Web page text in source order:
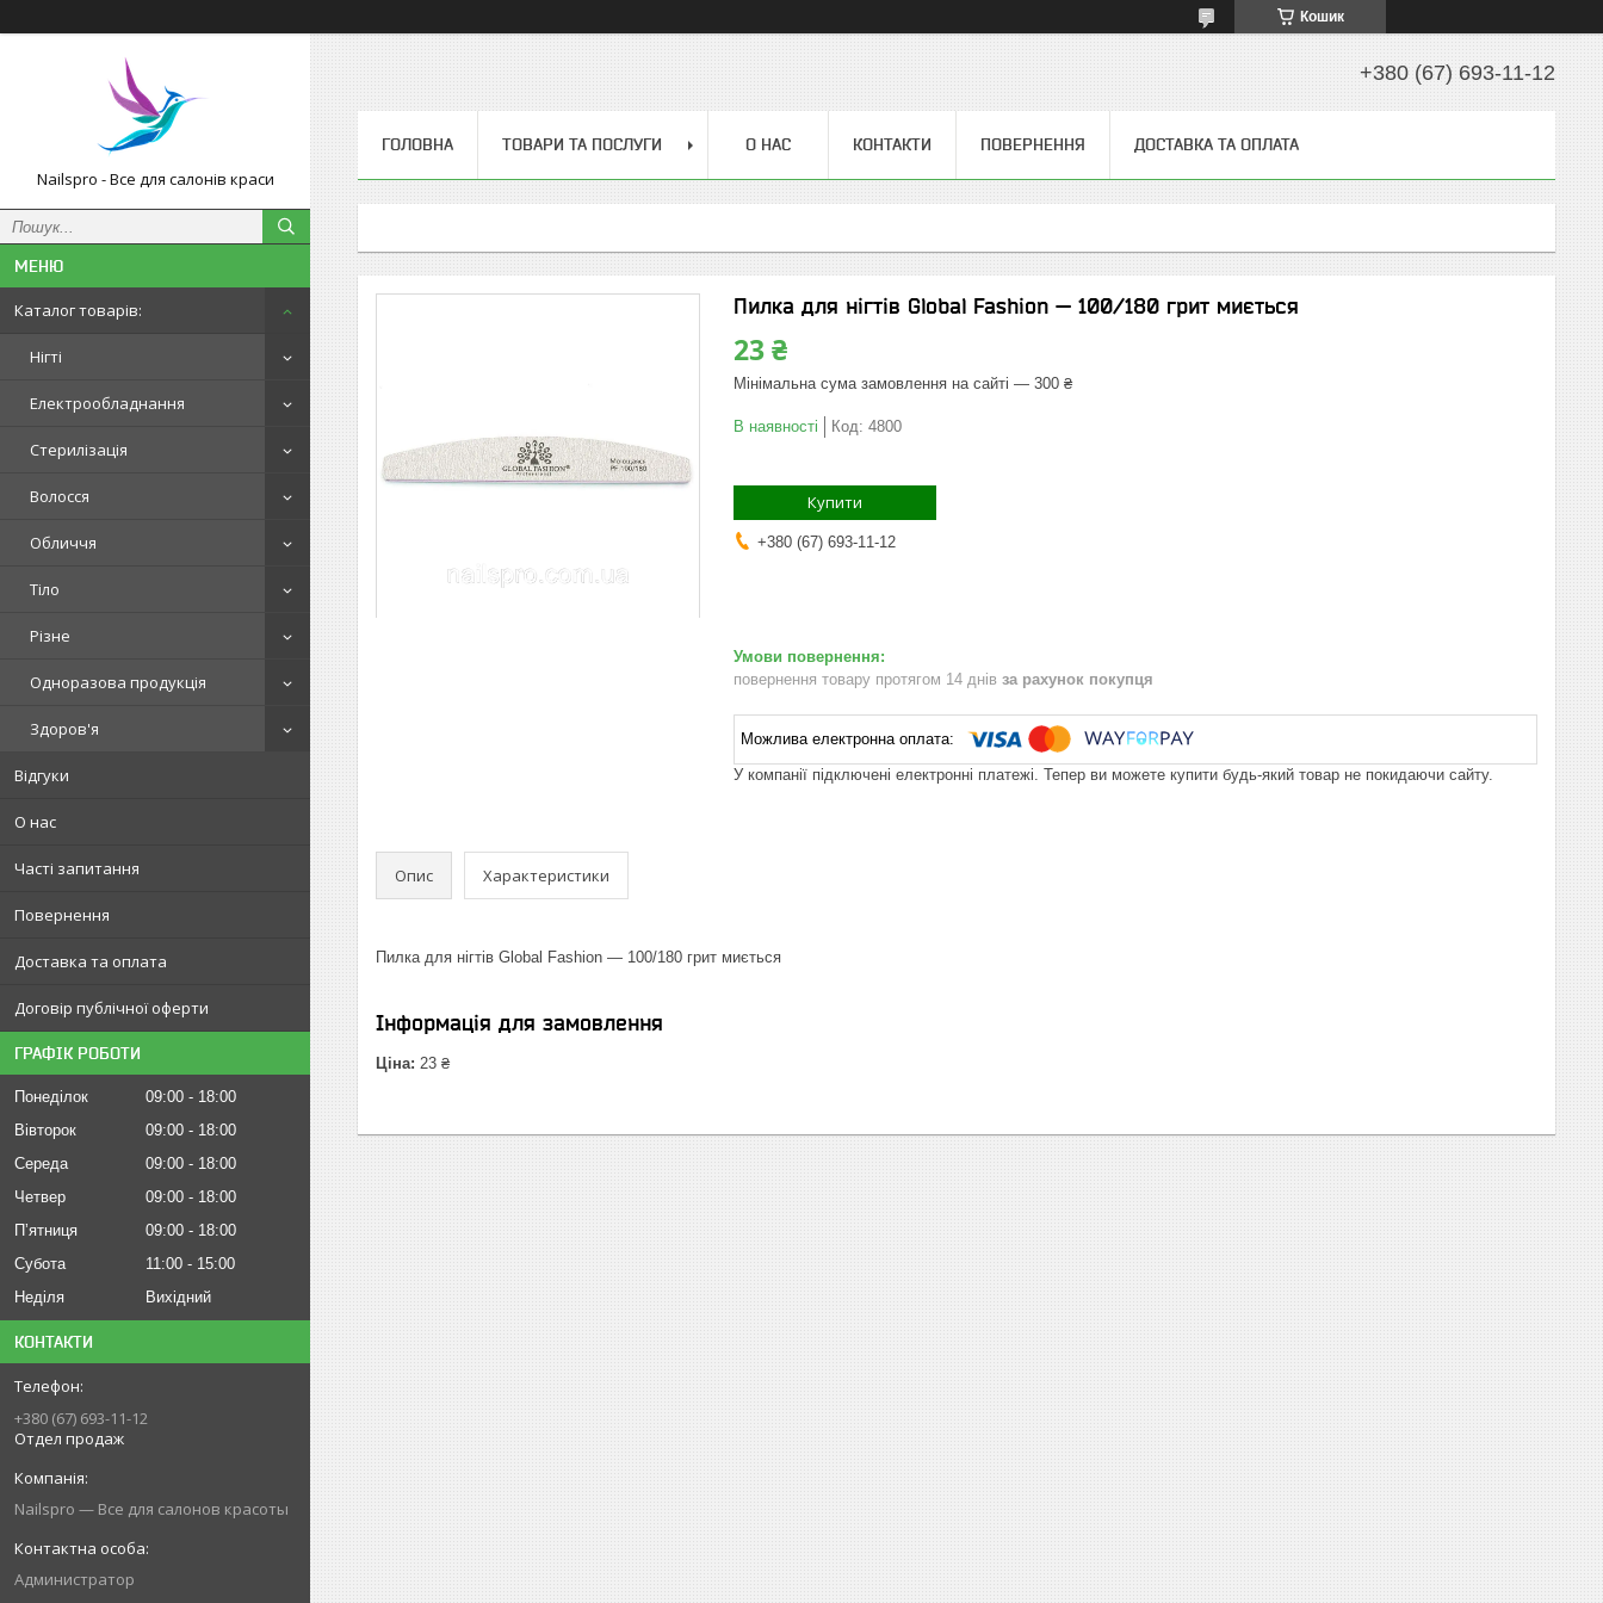
Кошик
Nailspro - Все для салонів краси
Каталог товарів:
Нігті
Електрообладнання
Стерилізація
Волосся
Обличчя
Тіло
Різне
Одноразова продукція
Здоров'я
Відгуки
О нас
Часті запитання
Повернення
Доставка та оплата
Договір публічної оферти
ГРАФІК РОБОТИ
Понеділок 09:00
18:00
Вівторок
09:00
18:00
Середа
09:00
18:00
Четвер
09:00
18:00
Пʼятниця
09:00
18:00
Субота
11:00
15:00
Неділя
Вихідний
КОНТАКТИ
+380 (67) 693-11-12
Отдел продаж
Nailspro — Все для салонов красоты
Администратор
+380 (67) 693-11-12
ГОЛОВНА ТОВАРИ ТА ПОСЛУГИ О НАС КОНТАКТИ ПОВЕРНЕННЯ ДОСТАВКА ТА ОПЛАТА
Пилка для нігтів Global Fashion — 100/180 грит миється
23 ₴
Мінімальна сума замовлення на сайті — 300 ₴
В наявності Код: 4800
Купити
+380 (67) 693-11-12
повернення товару протягом 14 днів за рахунок покупця
У компанії підключені електронні платежі. Тепер ви можете купити будь-який товар не покидаючи сайту.
Опис Характеристики
Пилка для нігтів Global Fashion — 100/180 грит миється
Інформація для замовлення
Ціна: 23 ₴